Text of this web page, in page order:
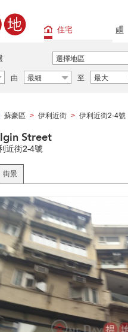
住宅
選擇地區
由 最細 至 最大
蘇豪區 > 伊利近街 > 伊利近街2-4號
Street
近街2-4號
街景